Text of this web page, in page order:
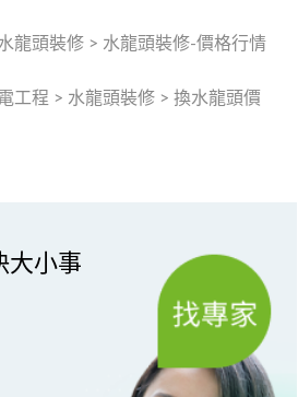
龍頭裝修 > 水龍頭裝修-價格行情
工程 > 水龍頭裝修 > 換水龍頭價
大小事